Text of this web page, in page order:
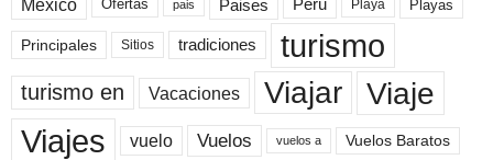
México Ofertas pais Paises Peru Playa Playas
Principales Sitios tradiciones turismo
turismo en Vacaciones Viajar Viaje
Viajes vuelo Vuelos vuelos a Vuelos Baratos